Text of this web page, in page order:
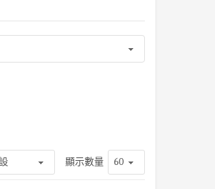
顯示數量